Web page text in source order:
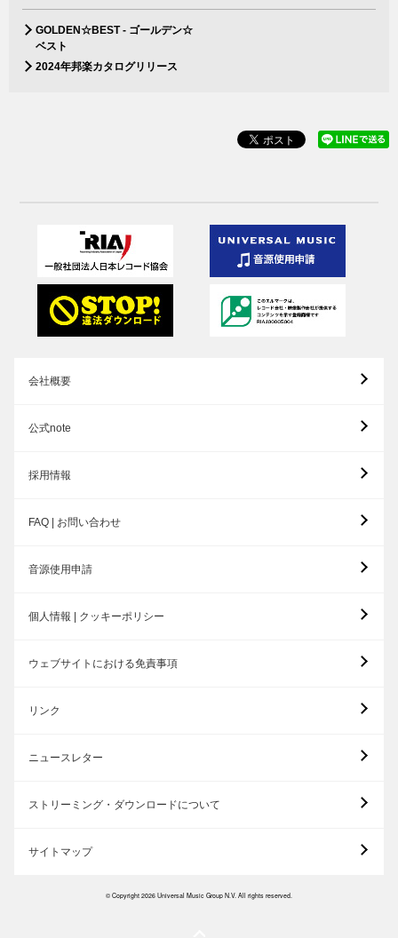
GOLDEN☆BEST - ゴールデン☆
ベスト
2024年邦楽カタログリリース
会社概要
公式note
採用情報
FAQ | お問い合わせ
音源使用申請
個人情報 | クッキーポリシー
ウェブサイトにおける免責事項
リンク
ニュースレター
ストリーミング・ダウンロードについて
サイトマップ
© Copyright 2026 Universal Music Group N.V. All rights reserved.